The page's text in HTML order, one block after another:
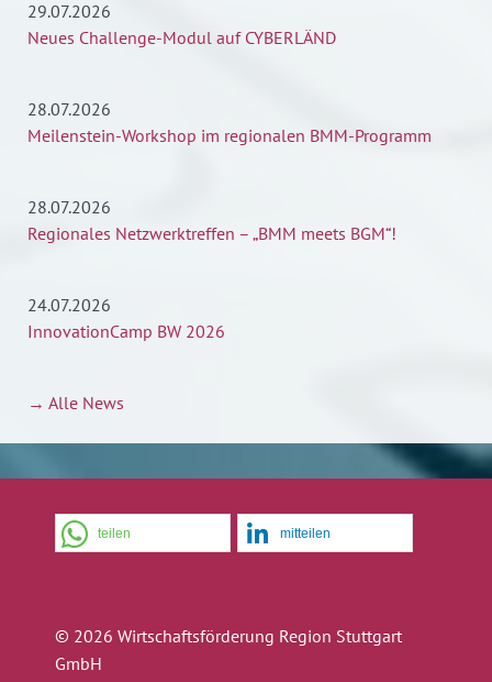
29.07.2026
Neues Challenge-Modul auf CYBERLÄND
28.07.2026
Meilenstein-Workshop im regionalen BMM-Programm
28.07.2026
Regionales Netzwerktreffen – „BMM meets BGM“!
24.07.2026
InnovationCamp BW 2026
→ Alle News
teilen mitteilen
© 2026 Wirtschaftsförderung Region Stuttgart
GmbH